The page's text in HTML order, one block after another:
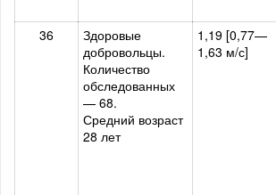
36
Здоровые
добровольцы.
Количество
обследованных
— 68.
Средний возраст
28 лет
1,19 [0,77—
1,63 м/с]